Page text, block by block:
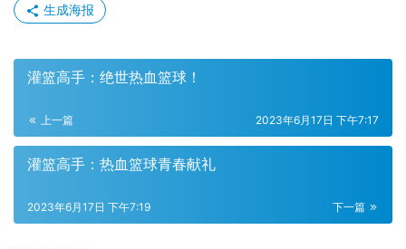
生成海报
灌篮高手：绝世热血篮球！
上一篇 2023年6月17日 下午7:17
灌篮高手：热血篮球青春献礼
下一篇
2023年6月17日 下午7:19